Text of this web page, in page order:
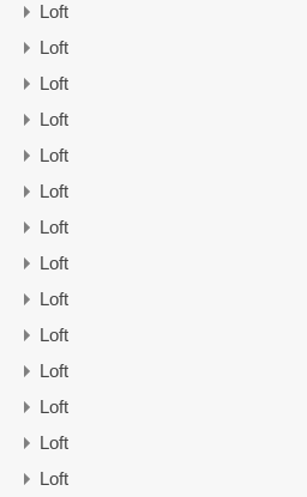
Loft
Loft
Loft
Loft
Loft
Loft
Loft
Loft
Loft
Loft
Loft
Loft
Loft
Loft